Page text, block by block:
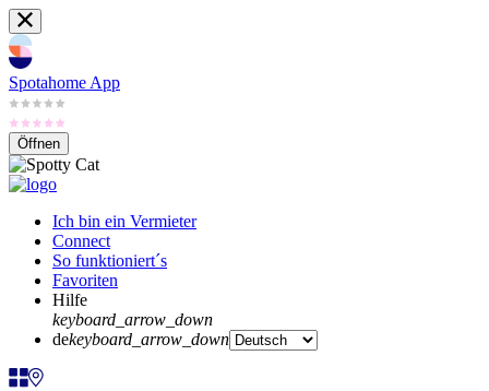
Spotahome App
Öffnen
Ich bin ein Vermieter
Connect
So funktioniert´s
Favoriten
Hilfe
keyboard_arrow_down
dekeyboard_arrow_down